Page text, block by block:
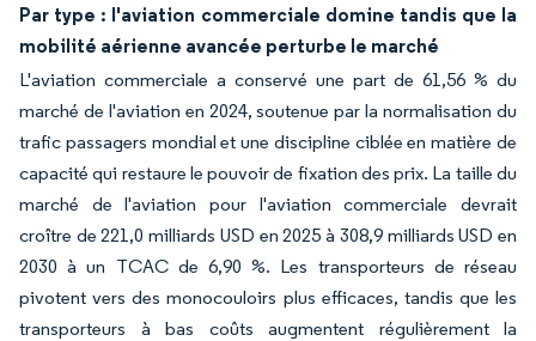
Par type : l'aviation commerciale domine tandis que la
mobilité aérienne avancée perturbe le marché
L'aviation commerciale a conservé une part de 61,56 % du
marché de l'aviation en 2024, soutenue par la normalisation du
trafic passagers mondial et une discipline ciblée en matière de
capacité qui restaure le pouvoir de fixation des prix. La taille du
marché de l'aviation pour l'aviation commerciale devrait
croître de 221,0 milliards USD en 2025 à 308,9 milliards USD en
2030 à un TCAC de 6,90 %. Les transporteurs de réseau
pivotent vers des monocouloirs plus efficaces, tandis que les
transporteurs à bas coûts augmentent régulièrement la